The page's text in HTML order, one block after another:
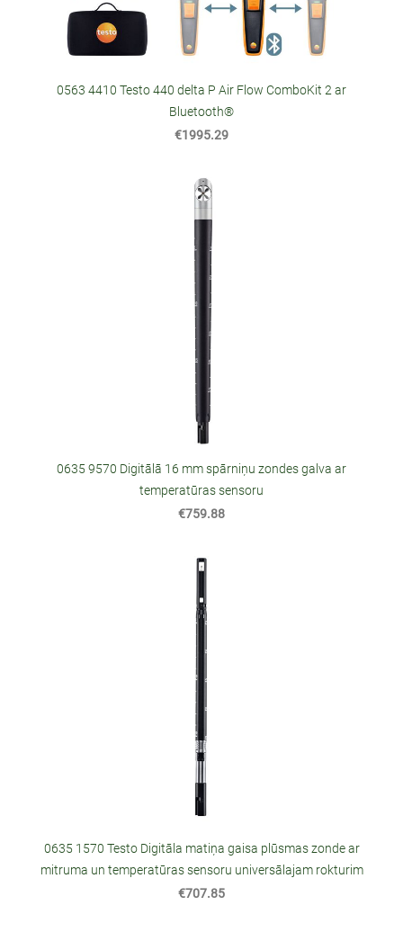
0563 4410 Testo 440 delta P Air Flow ComboKit 2 ar
Bluetooth®
€1995.29
0635 9570 Digitālā 16 mm spārniņu zondes galva ar
temperatūras sensoru
€759.88
0635 1570 Testo Digitāla matiņa gaisa plūsmas zonde ar
mitruma un temperatūras sensoru universālajam rokturim
€707.85